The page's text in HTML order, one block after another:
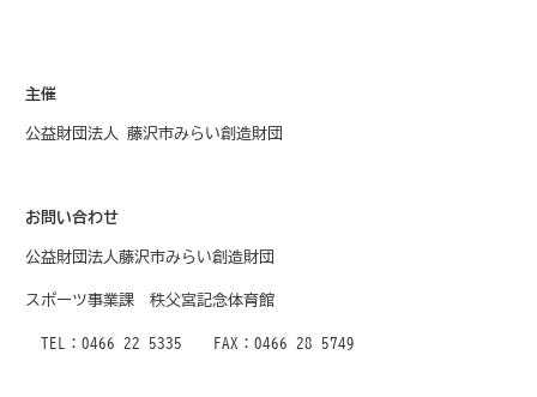
主催
公益財団法人 藤沢市みらい創造財団
お問い合わせ
公益財団法人藤沢市みらい創造財団
スポーツ事業課 秩父宮記念体育館
TEL：0466-22-5335 FAX：0466-28-5749